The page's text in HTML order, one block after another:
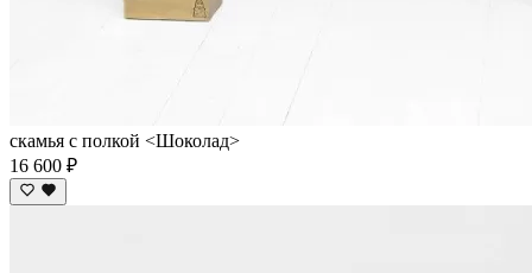
скамья с полкой <Шоколад>
16 600 ₽